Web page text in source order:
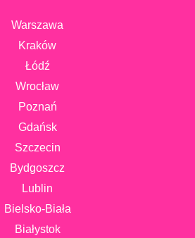
Warszawa
Kraków
Łódź
Wrocław
Poznań
Gdańsk
Szczecin
Bydgoszcz
Lublin
Bielsko-Biała
Białystok